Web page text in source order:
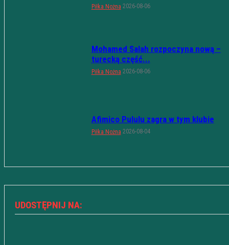
Piłka Nożna 2026-08-06
Mohamed Salah rozpoczyna nową –
turecką część...
Piłka Nożna 2026-08-06
Afimico Pululu zagra w tym klubie
Piłka Nożna 2026-08-04
UDOSTĘPNIJ NA: